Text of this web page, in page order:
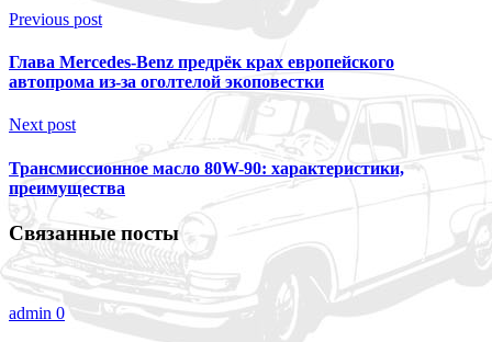
Previous post
Глава Mercedes-Benz предрёк крах европейского
автопрома из-за оголтелой экоповестки
Next post
Трансмиссионное масло 80W-90: характеристики,
преимущества
Связанные посты
admin 0